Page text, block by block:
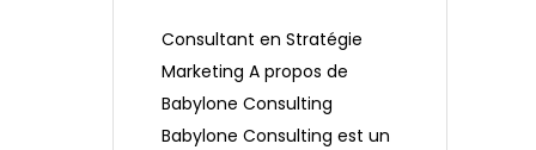
Consultant en Stratégie
Marketing A propos de
Babylone Consulting
Babylone Consulting est un